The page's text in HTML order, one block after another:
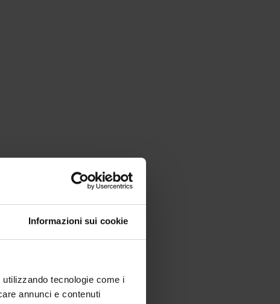
Informazioni sui cookie
tecnologie come i
annunci e contenuti